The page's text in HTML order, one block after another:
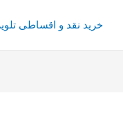
خرید نقد و اقساطی